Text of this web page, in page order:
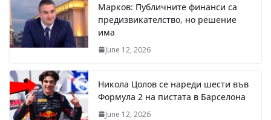
Марков: Публичните финанси са
предизвикателство, но решение
има
June 12, 2026
Никола Цолов се нареди шести във
Формула 2 на пистата в Барселона
June 12, 2026